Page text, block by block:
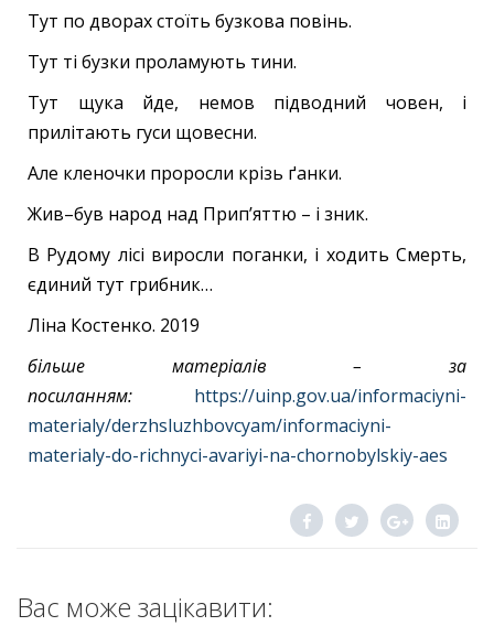
Тут по дворах стоїть бузкова повінь.
Тут ті бузки проламують тини.
Тут щука йде, немов підводний човен, і
прилітають гуси щовесни.
Але кленочки проросли крізь ґанки.
Жив–був народ над Прип’яттю – і зник.
В Рудому лісі виросли поганки, і ходить Смерть,
єдиний тут грибник…
Ліна Костенко. 2019
більше матеріалів – за
посиланням:
https://uinp.gov.ua/informaciyni-
materialy/derzhsluzhbovcyam/informaciyni-
materialy-do-richnyci-avariyi-na-chornobylskiy-aes
Вас може зацікавити: